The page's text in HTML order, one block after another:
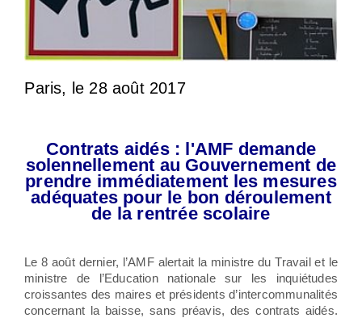
Paris, le 28 août 2017
Contrats aidés : l'AMF demande
solennellement au Gouvernement de
prendre immédiatement les mesures
adéquates pour le bon déroulement
de la rentrée scolaire
Le 8 août dernier, l’AMF alertait la ministre du Travail et le
ministre de l’Education nationale sur les inquiétudes
croissantes des maires et présidents d’intercommunalités
concernant la baisse, sans préavis, des contrats aidés.